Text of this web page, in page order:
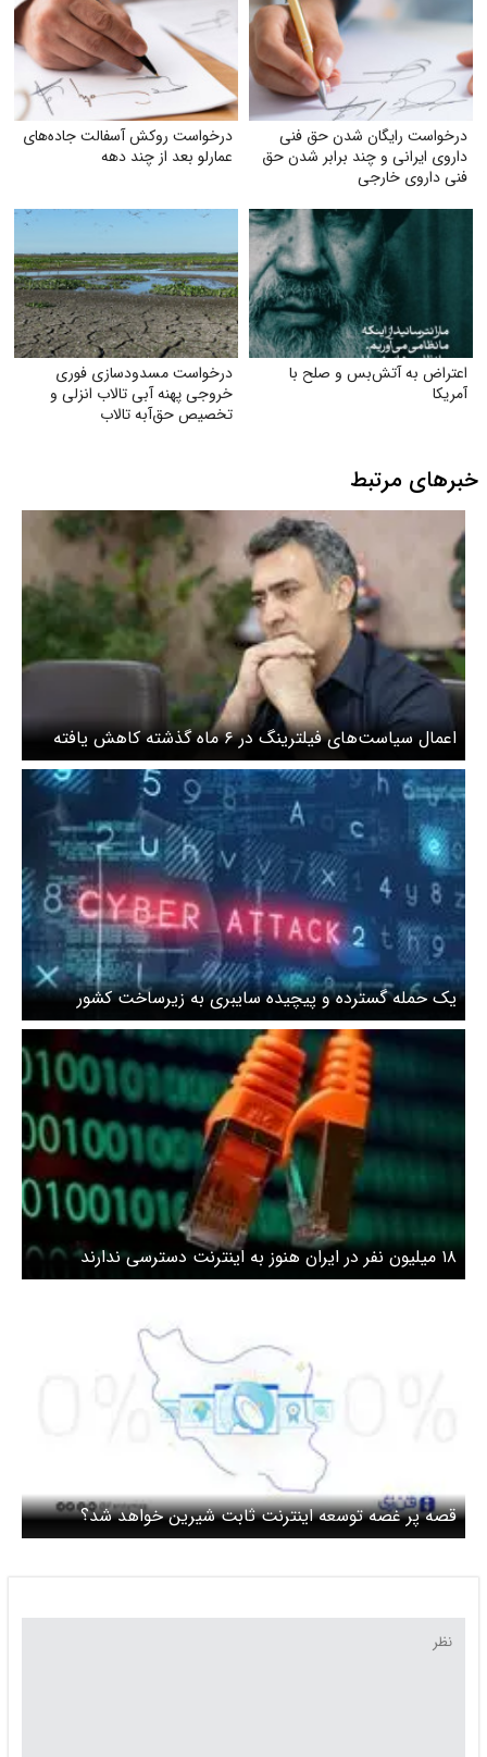
درخواست رایگان شدن حق فنی
داروی ایرانی و چند برابر شدن حق
فنی داروی خارجی
درخواست روکش آسفالت جاده‌های
عمارلو بعد از چند دهه
اعتراض به آتش‌بس و صلح با
آمریکا
درخواست مسدودسازی فوری
خروجی پهنه آبی تالاب انزلی و
تخصیص حق‌آبه تالاب
خبرهای مرتبط
​اعمال سیاست‌های فیلترینگ در ۶ ماه گذشته کاهش یافته
است / پایان انحصار واردات پهنای‌باند زیرساخت بعید است
یک حمله گسترده و پیچیده سایبری به زیرساخت کشور
شناسایی شد
۱۸ میلیون نفر در ایران هنوز به اینترنت دسترسی ندارند
قصه پر غصه توسعه اینترنت ثابت شیرین خواهد شد؟